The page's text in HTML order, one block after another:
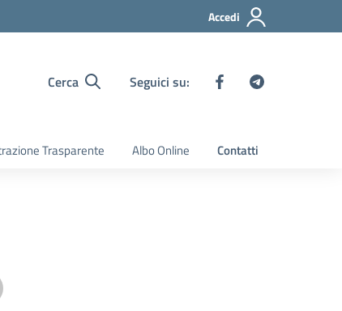
Accedi
Cerca Seguici su:
Trasparente Albo Online Contatti